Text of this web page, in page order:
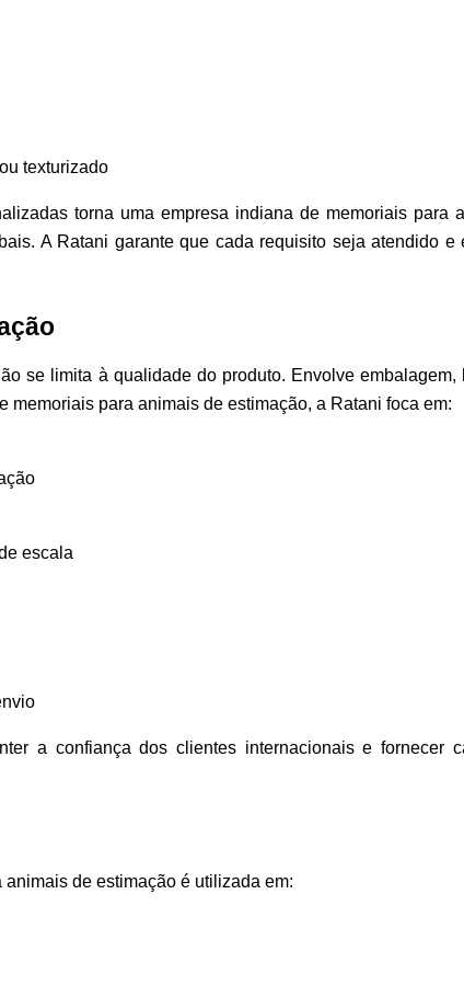
texturizado
torna uma empresa indiana de memoriais para
A Ratani garante que cada requisito seja atendido e
se limita à qualidade do produto. Envolve embalagem,
memoriais para animais de estimação, a Ratani foca em:
escala
a confiança dos clientes internacionais e fornecer
de estimação é utilizada em: